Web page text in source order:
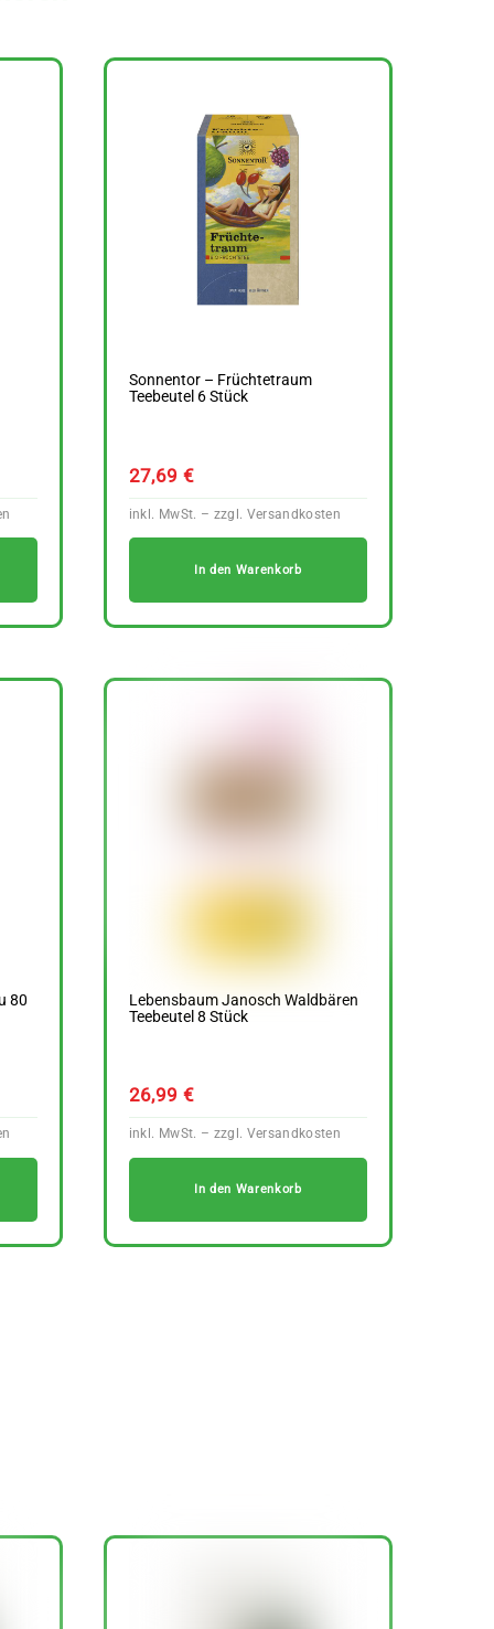
Sonnentor – Früchtetraum
Teebeutel 6 Stück
27,69 €
In den Warenkorb
80
Lebensbaum Janosch Waldbären
Teebeutel 8 Stück
26,99 €
In den Warenkorb